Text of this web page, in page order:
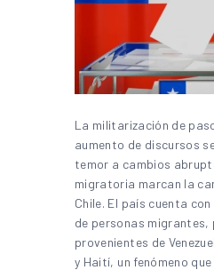
La militarización de
aumento de discursos
temor a cambios
migratoria marcan la
Chile. El país cuenta
de personas migrantes,
provenientes de
y Haití, un fenómeno